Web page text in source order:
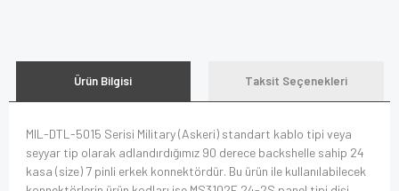
Ürün Bilgisi Taksit Seçenekleri
MIL-DTL-5015 Serisi Military (Askeri) standart kablo tipi veya
seyyar tip olarak adlandırdığımız 90 derece backshelle sahip 24
kasa (size) 7 pinli erkek konnektördür. Bu ürün ile kullanılabilecek